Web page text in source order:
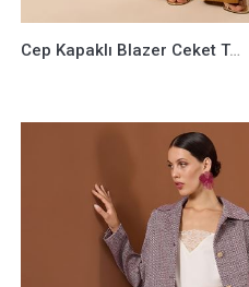
Cep Kapaklı Blazer Ceket Taba